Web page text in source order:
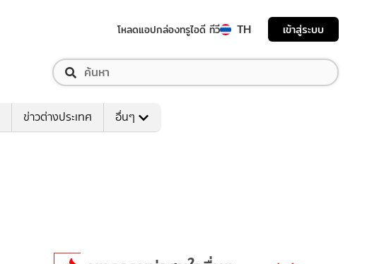
โหลดแอปกล่องทรูไอดี ทีวี TH เข้าสู่ระบบ
ข่าวต่างประเทศ อื่นๆ